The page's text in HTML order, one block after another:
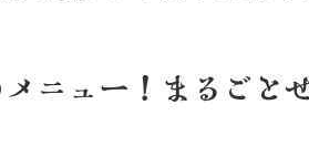
ニュー！まるごと